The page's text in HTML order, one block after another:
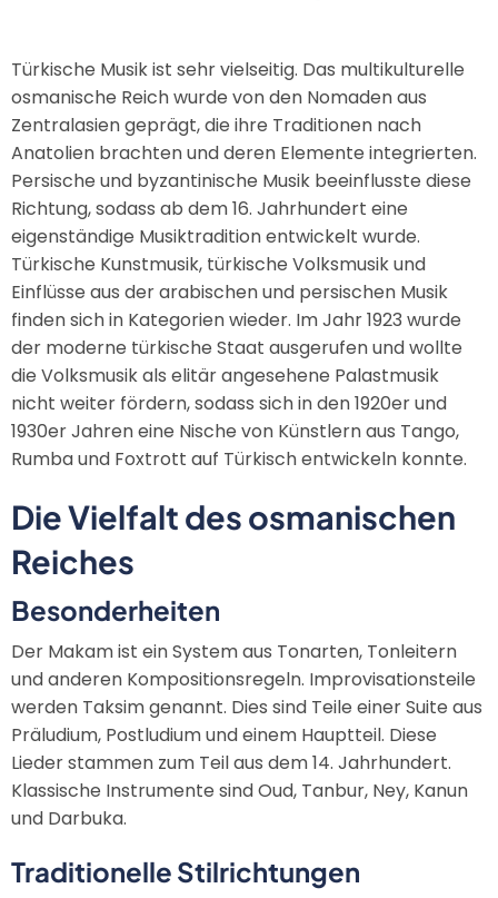
Türkische Musik ist sehr vielseitig. Das multikulturelle
osmanische Reich wurde von den Nomaden aus
Zentralasien geprägt, die ihre Traditionen nach
Anatolien brachten und deren Elemente integrierten.
Persische und byzantinische Musik beeinflusste diese
Richtung, sodass ab dem 16. Jahrhundert eine
eigenständige Musiktradition entwickelt wurde.
Türkische Kunstmusik, türkische Volksmusik und
Einflüsse aus der arabischen und persischen Musik
finden sich in Kategorien wieder. Im Jahr 1923 wurde
der moderne türkische Staat ausgerufen und wollte
die Volksmusik als elitär angesehene Palastmusik
nicht weiter fördern, sodass sich in den 1920er und
1930er Jahren eine Nische von Künstlern aus Tango,
Rumba und Foxtrott auf Türkisch entwickeln konnte.
Die Vielfalt des osmanischen
Reiches
Besonderheiten
Der Makam ist ein System aus Tonarten, Tonleitern
und anderen Kompositionsregeln. Improvisationsteile
werden Taksim genannt. Dies sind Teile einer Suite aus
Präludium, Postludium und einem Hauptteil. Diese
Lieder stammen zum Teil aus dem 14. Jahrhundert.
Klassische Instrumente sind Oud, Tanbur, Ney, Kanun
und Darbuka.
Traditionelle Stilrichtungen